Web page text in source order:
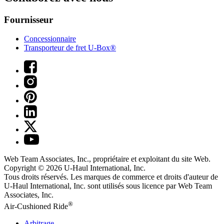
Fournisseur
Concessionnaire
Transporteur de fret U-Box®
Web Team Associates, Inc., propriétaire et exploitant du site Web.
Copyright © 2026 U-Haul International, Inc.
Tous droits réservés. Les marques de commerce et droits d'auteur de
U-Haul International, Inc. sont utilisés sous licence par Web Team
Associates, Inc.
Air-Cushioned Ride®